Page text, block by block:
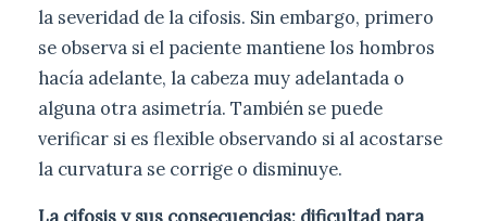
la severidad de la cifosis. Sin embargo, primero
se observa si el paciente mantiene los hombros
hacía adelante, la cabeza muy adelantada o
alguna otra asimetría. También se puede
verificar si es flexible observando si al acostarse
la curvatura se corrige o disminuye.